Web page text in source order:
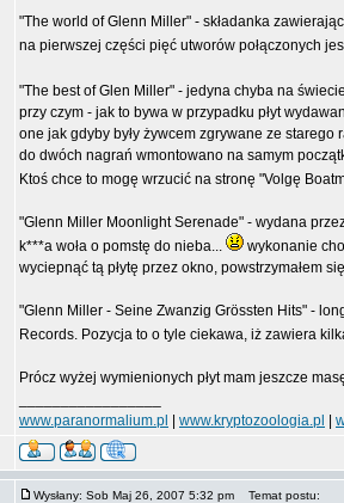
"The world of Glenn Miller" - składanka
na pierwszej części pięć utworów połączonych
"The best of Glen Miller" - jedyna chyba na
przy czym - jak to bywa w przypadku płyt
one jak gdyby były żywcem zgrywane ze
do dwóch nagrań wmontowano na samym
Ktoś chce to mogę wrzucić na stronę "Volgę
"Glenn Miller Moonlight Serenade" - wydana
k***a woła o pomstę do nieba...
wykonanie
wyciepnąć tą płytę przez okno, powstrzymałem
"Glenn Miller - Seine Zwanzig Grössten Hits" -
Records. Pozycja to o tyle ciekawa, iż zawiera
Prócz wyżej wymienionych płyt mam jeszcze
www.paranormalium.pl
www.kryptozoologia.pl
Wysłany: Sob Maj 26, 2007 5:32 pm Temat postu: